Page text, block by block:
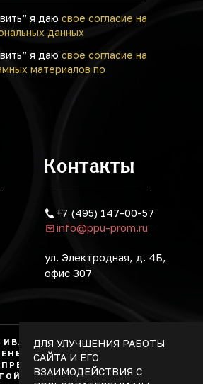
я даю свое согласие на
данных
я даю свое согласие на
материалов по
Контакты
+7 (495) 147-00-57
info@ppu-prom.ru
ул. Электродная, д. 4Б,
офис 307
АЛЕКСАНДРОВИЧ, 2026.
КОПИРОВАНИЕ БЕЗ
НЕ ЯВЛЯЕТСЯ
ДЛЯ УЛУЧШЕНИЯ РАБОТЫ
САЙТА И ЕГО
ВЗАИМОДЕЙСТВИЯ С